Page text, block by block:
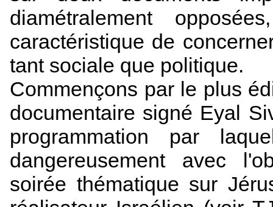
diamétralement
caractéristique de
tant sociale que politique.
Commençons par le plus
documentaire signé Eyal
programmation par
dangereusement avec
soirée thématique sur